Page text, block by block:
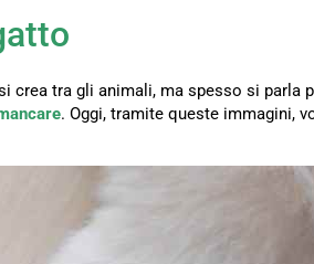
crea tra gli animali, ma spesso si parla
. Oggi, tramite queste immagini,